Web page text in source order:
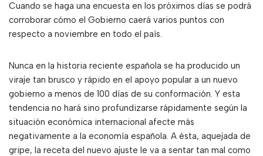
Cuando se haga una encuesta en los próximos días se podrá
corroborar cómo el Gobierno caerá varios puntos con
respecto a noviembre en todo el país.
Nunca en la historia reciente española se ha producido un
viraje tan brusco y rápido en el apoyo popular a un nuevo
gobierno a menos de 100 días de su conformación. Y esta
tendencia no hará sino profundizarse rápidamente según la
situación económica internacional afecte más
negativamente a la economía española. A ésta, aquejada de
gripe, la receta del nuevo ajuste le va a sentar tan mal como